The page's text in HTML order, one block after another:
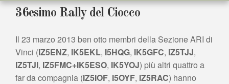
36esimo Rally del Ciocco
Il 23 marzo 2013 ben otto membri della Sezione ARI di
Vinci (IZ5ENZ, IK5EKL, I5HQG, IK5GFC, IZ5TJJ,
IZ5TJI, IZ5FMC+IK5ESO, IK5YOJ) più altri quattro a
far da compagnia (IZ5IOF, I5OYF, IZ5RAC) hanno